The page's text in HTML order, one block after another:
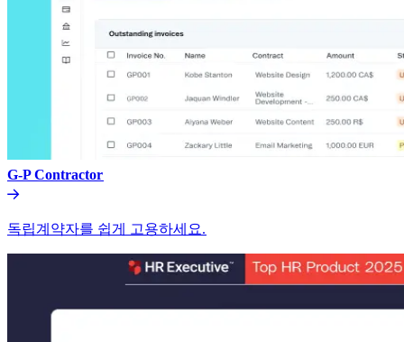
G-P Contractor​​
독립계약자를 쉽게 고용하세요.​​